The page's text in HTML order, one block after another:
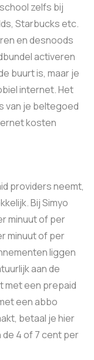
zelfs bij
Starbucks etc.
en desnoods
activeren
buurt is, maar je
internet. Het
van je beltegoed
kosten
providers neemt,
Bij Simyo
minuut of per
minuut of per
liggen
aan de
met een prepaid
een abbo
betaal je hier
de 4 of 7 cent per